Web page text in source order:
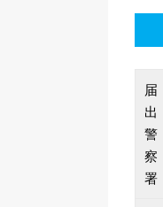
届
出
警
察
署